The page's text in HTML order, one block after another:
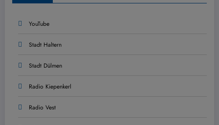
YouTube
Stadt Haltern
Stadt Dülmen
Radio Kiepenkerl
Radio Vest